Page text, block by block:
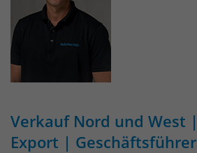
Verkauf Nord und West |
Export | Geschäftsführer